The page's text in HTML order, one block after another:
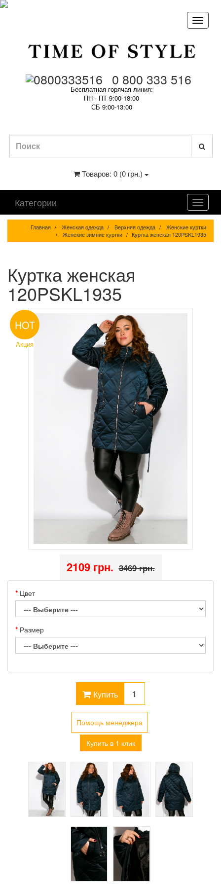
0 800 333 516
Бесплатная горячая линия:
ПН - ПТ 9:00-18:00
СБ 9:00-13:00
Товаров: 0 (0 грн.)
Категории
Главная Женская одежда Верхняя одежда
Женские куртки
Женские зимние куртки
Куртка женская 120PSKL1935
Куртка женская
120PSKL1935
HOT
Акция
2109 грн. 3469 грн.
Цвет
Размер
Купить
Помощь менеджера
Купить в 1 клик